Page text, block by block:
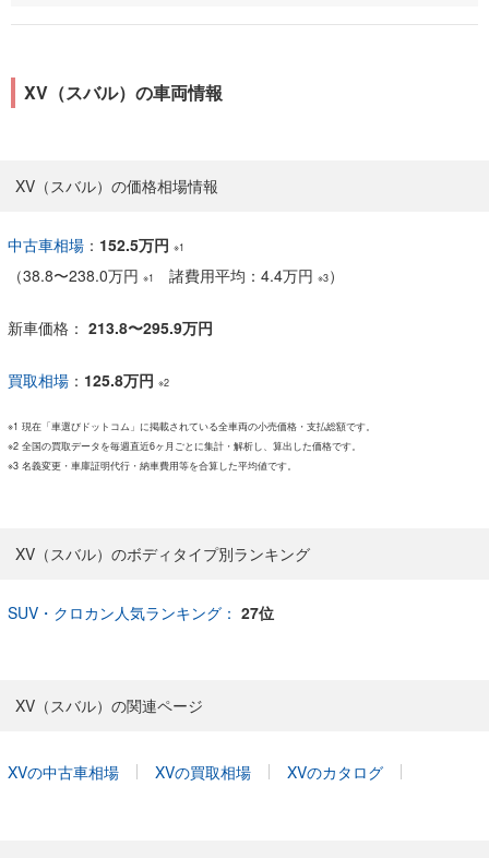
XV（スバル）の車両情報
XV（スバル）の価格相場情報
中古車相場 ： 152.5万円 ※1
（38.8〜238.0万円 ※1 諸費用平均：4.4万円 ※3）
新車価格： 213.8〜295.9万円
買取相場 ： 125.8万円 ※2
※1 現在「車選びドットコム」に掲載されている全車両の小売価格・支払総額です。
※2 全国の買取データを毎週直近6ヶ月ごとに集計・解析し、算出した価格です。
※3 名義変更・車庫証明代行・納車費用等を合算した平均値です。
XV（スバル）のボディタイプ別ランキング
SUV・クロカン人気ランキング： 27位
XV（スバル）の関連ページ
XVの中古車相場 XVの買取相場 XVのカタログ